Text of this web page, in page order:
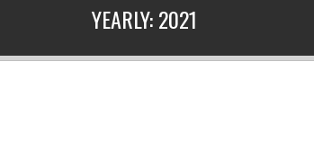
YEARLY:2021